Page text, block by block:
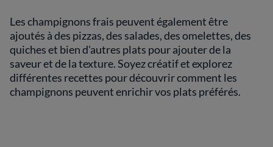
Les champignons frais peuvent également être
ajoutés à des pizzas, des salades, des omelettes, des
quiches et bien d'autres plats pour ajouter de la
saveur et de la texture. Soyez créatif et explorez
différentes recettes pour découvrir comment les
champignons peuvent enrichir vos plats préférés.